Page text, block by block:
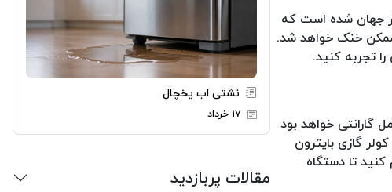
جهان شده است که
ممکن خنک خواهد شد.
تجربه کنید.
گارانتی خواهد بود
کولر گازی بایترون
تا دستگاه
نشتی اب یخچال
۱۷ خرداد
مقالات پربازدید